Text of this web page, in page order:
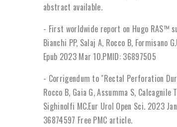
abstract available.
- First worldwide report on Hugo
Bianchi PP, Salaj A, Rocco B,
Epub 2023 Mar 10.PMID: 36897505
- Corrigendum to "Rectal Perforation
Rocco B, Gaia G, Assumma S, Calcagnile
Sighinolfi MC.Eur Urol Open Sci. 2023
36874597 Free PMC article.